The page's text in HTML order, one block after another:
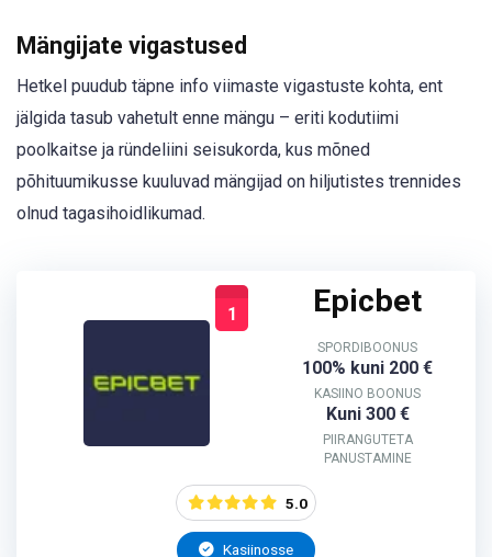
Mängijate vigastused
Hetkel puudub täpne info viimaste vigastuste kohta, ent
jälgida tasub vahetult enne mängu – eriti kodutiimi
poolkaitse ja ründeliini seisukorda, kus mõned
põhituumikusse kuuluvad mängijad on hiljutistes trennides
olnud tagasihoidlikumad.
1 Epicbet
SPORDIBOONUS
100% kuni 200 €
KASIINO BOONUS
Kuni 300 €
PIIRANGUTETA
PANUSTAMINE
5.0
Kasiinosse